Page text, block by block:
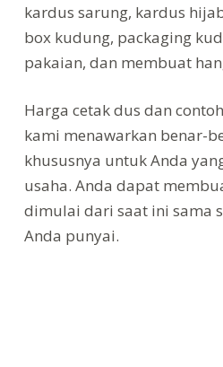
kardus sarung, kardus
box kudung, packaging
pakaian, dan membuat
Harga cetak dus dan
kami menawarkan benar-
khususnya untuk Anda
usaha. Anda dapat
dimulai dari saat ini sama
Anda punyai.